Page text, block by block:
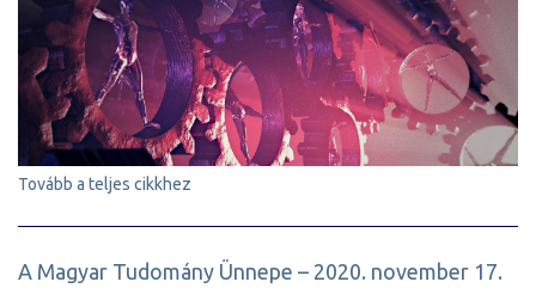
Tovább a teljes cikkhez
A Magyar Tudomány Ünnepe – 2020. november 17.